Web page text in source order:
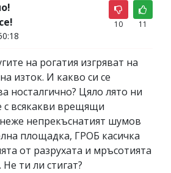
10 11
на рогатия изгряват на
изток. И какво си се
носталгично? Цяло лято ни
с всякакви врещящи
непрекъснатият шумов
площадка, ГРОБ касичка
от разрухата и мръсотията
ти ли стигат?